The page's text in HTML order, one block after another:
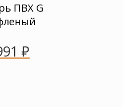
ПВХ G
₽